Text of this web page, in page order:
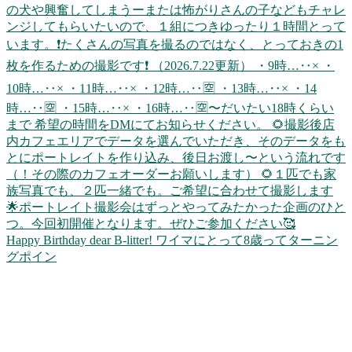
Happy Birthday dear B-litter! ワイマにとって8歳ってターニン
グポイン